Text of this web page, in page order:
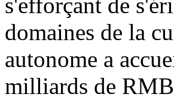
domaines de la
autonome a
milliards de